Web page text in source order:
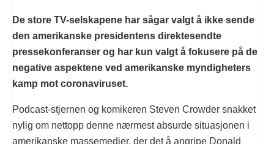
De store TV-selskapene har sågar valgt å ikke sende
den amerikanske presidentens direktesendte
pressekonferanser og har kun valgt å fokusere på de
negative aspektene ved amerikanske myndigheters
kamp mot coronaviruset.
Podcast-stjernen og komikeren Steven Crowder snakket
nylig om nettopp denne nærmest absurde situasjonen i
amerikanske massemedier, der det å angripe Donald